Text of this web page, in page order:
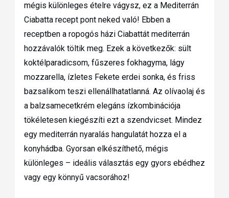
mégis különleges ételre vágysz, ez a Mediterrán
Ciabatta recept pont neked való! Ebben a
receptben a ropogós házi Ciabattát mediterrán
hozzávalók töltik meg. Ezek a következők: sült
koktélparadicsom, fűszeres fokhagyma, lágy
mozzarella, ízletes Fekete erdei sonka, és friss
bazsalikom teszi ellenállhatatlanná. Az olívaolaj és
a balzsamecetkrém elegáns ízkombinációja
tökéletesen kiegészíti ezt a szendvicset. Mindez
egy mediterrán nyaralás hangulatát hozza el a
konyhádba. Gyorsan elkészíthető, mégis
különleges – ideális választás egy gyors ebédhez
vagy egy könnyű vacsorához!